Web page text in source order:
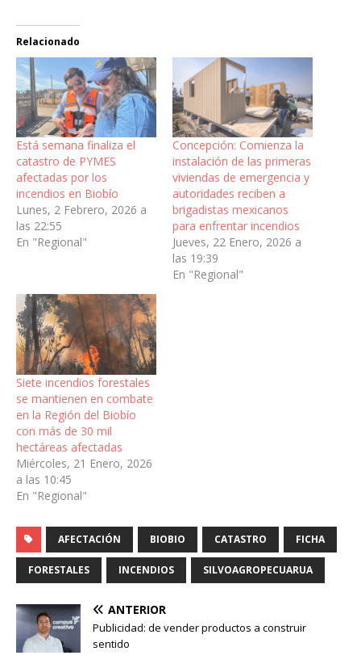
Relacionado
Está semana finaliza el
catastro de PYMES
afectadas por los
incendios en Biobío
Lunes, 2 Febrero, 2026 a
las 22:55
En "Regional"
Concepción: Comienza la
instalación de las primeras
viviendas de emergencia y
autoridades reciben a
brigadistas mexicanos
para enfrentar incendios
Jueves, 22 Enero, 2026 a
las 19:39
En "Regional"
Siete incendios forestales
se mantienen en combate
en la Región del Biobío
con más de 30 mil
hectáreas afectadas
Miércoles, 21 Enero, 2026
a las 10:45
En "Regional"
AFECTACIÓN BIOBIO CATASTRO FICHA
FORESTALES INCENDIOS SILVOAGROPECUARUA
ANTERIOR
Publicidad: de vender productos a construir
sentido